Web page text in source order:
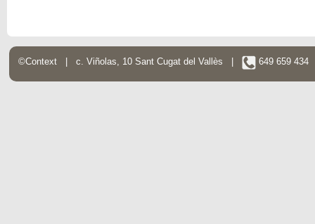
©Context | c. Viñolas, 10 Sant Cugat del Vallès | 649 659